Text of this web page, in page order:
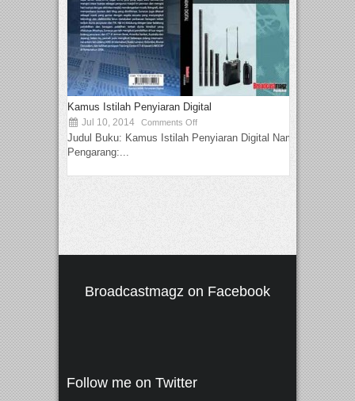
Kamus Istilah Penyiaran Digital
Jul 10, 2014 Comments Off
Judul Buku: Kamus Istilah Penyiaran Digital Nama
Pengarang:...
Broadcastmagz on Facebook
Follow me on Twitter